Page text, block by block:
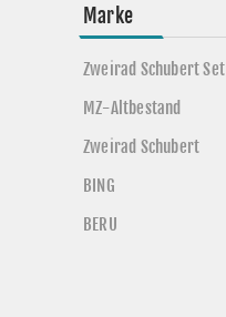
Marke
Zweirad Schubert Set
MZ-Altbestand
Zweirad Schubert
BING
BERU